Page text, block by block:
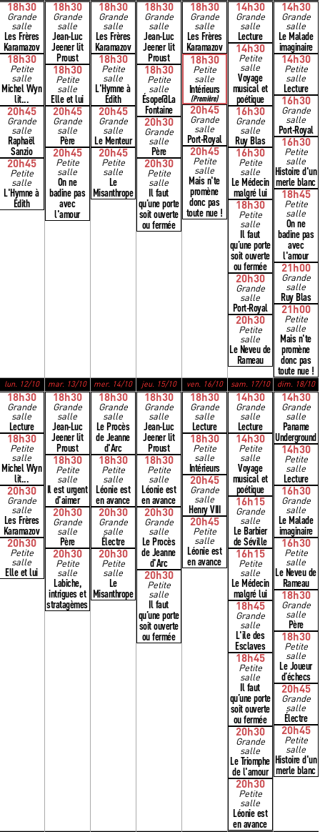
18h30
Grande
salle
Les Frères
Karamazov
18h30
Petite
salle
Michel Wyn
lit...
20h45
Grande
salle
Raphaël
Sanzio
20h45
Petite
salle
L'Hymne à
Édith
18h30
Grande
salle
Jean-Luc
Jeener lit
Proust
18h30
Petite
salle
Elle et lui
20h45
Grande
salle
Père
20h45
Petite
salle
On ne
badine pas
avec
l'amour
18h30
Grande
salle
Les Frères
Karamazov
18h30
Petite
salle
L'Hymne à
Édith
20h45
Grande
salle
Le Menteur
20h45
Petite
salle
Le
Misanthrope
18h30
Grande
salle
Jean-Luc
Jeener lit
Proust
18h30
Petite
salle
Ésope@La
Fontaine
20h30
Grande
salle
Père
20h30
Petite
salle
Il faut
qu’une porte
soit ouverte
ou fermée
18h30
Grande
salle
Les Frères
Karamazov
18h30
Petite
salle
Intérieurs
(Première)
20h45
Grande
salle
Port-Royal
20h45
Petite
salle
Mais n'te
promène
donc pas
toute nue !
14h30
Grande
salle
Lecture
14h30
Petite
salle
Voyage
musical et
poétique
16h30
Grande
salle
Ruy Blas
16h30
Petite
salle
Le Médecin
malgré lui
18h30
Petite
salle
Il faut
qu’une porte
soit ouverte
ou fermée
20h30
Grande
salle
Port-Royal
20h30
Petite
salle
Le Neveu de
Rameau
14h30
Grande
salle
Le Malade
imaginaire
14h30
Petite
salle
Lecture
16h30
Grande
salle
Port-Royal
16h30
Petite
salle
Histoire d'un
merle blanc
18h45
Petite
salle
On ne
badine pas
avec
l'amour
21h00
Grande
salle
Ruy Blas
21h00
Petite
salle
Mais n'te
promène
donc pas
toute nue !
lun. 12/10 mar. 13/10 mer. 14/10 jeu. 15/10 ven. 16/10 sam. 17/10 dim. 18/10
18h30
Grande
salle
Lecture
18h30
Petite
salle
Michel Wyn
lit...
20h30
Grande
salle
Les Frères
Karamazov
20h30
Petite
salle
Elle et lui
18h30
Grande
salle
Jean-Luc
Jeener lit
Proust
18h30
Petite
salle
Il est urgent
d'aimer
20h30
Grande
salle
Père
20h30
Petite
salle
Labiche,
intrigues et
stratagèmes
18h30
Grande
salle
Le Procès
de Jeanne
d'Arc
18h30
Petite
salle
Léonie est
en avance
20h30
Grande
salle
Électre
20h30
Petite
salle
Le
Misanthrope
18h30
Grande
salle
Jean-Luc
Jeener lit
Proust
18h30
Petite
salle
Léonie est
en avance
20h30
Grande
salle
Le Procès
de Jeanne
d'Arc
20h30
Petite
salle
Il faut
qu’une porte
soit ouverte
ou fermée
18h30
Grande
salle
Lecture
18h30
Petite
salle
Intérieurs
20h45
Grande
salle
Henry VIII
20h45
Petite
salle
Léonie est
en avance
14h30
Grande
salle
Lecture
14h30
Petite
salle
Voyage
musical et
poétique
16h15
Grande
salle
Le Barbier
de Séville
16h15
Petite
salle
Le Médecin
malgré lui
18h45
Grande
salle
L'ile des
Esclaves
18h45
Petite
salle
Il faut
qu’une porte
soit ouverte
ou fermée
20h30
Grande
salle
Le Triomphe
de l'amour
20h30
Petite
salle
Léonie est
en avance
14h30
Grande
salle
Paname
Underground
14h30
Petite
salle
Lecture
16h30
Grande
salle
Le Malade
imaginaire
16h30
Petite
salle
Le Neveu de
Rameau
18h30
Grande
salle
Père
18h30
Petite
salle
Le Joueur
d’échecs
20h45
Grande
salle
Électre
20h45
Petite
salle
Histoire d'un
merle blanc